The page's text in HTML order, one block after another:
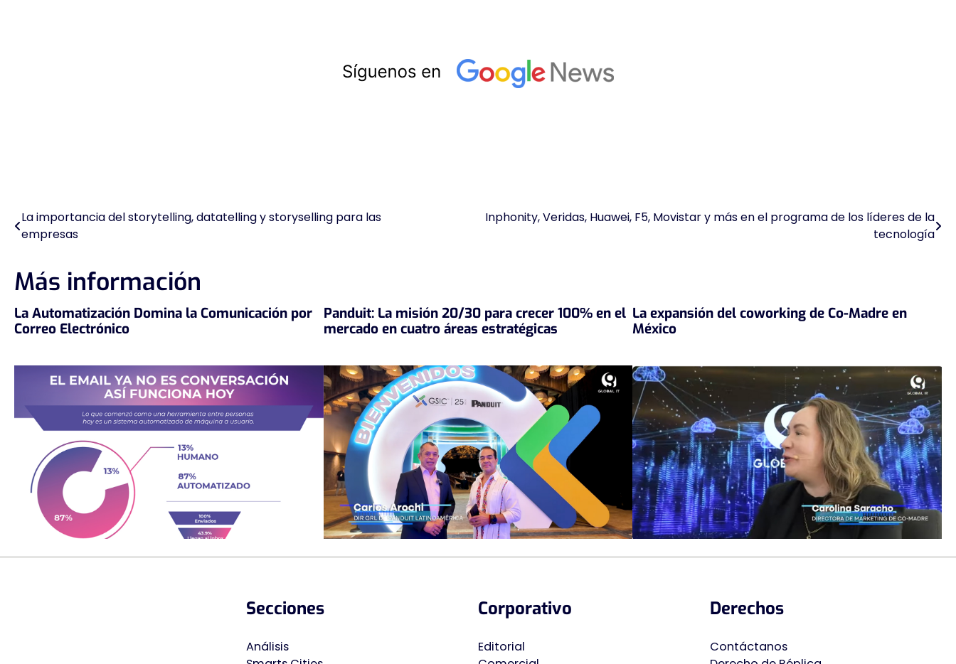
Navegación
entradas
La importancia del storytelling, datatelling y storyselling para las
empresas
Inphonity, Veridas, Huawei, F5, Movistar y más en el programa de los líderes de la
tecnología
Más información
La Automatización Domina la Comunicación por
Correo Electrónico
Panduit: La misión 20/30 para crecer 100% en el
mercado en cuatro áreas estratégicas
La expansión del coworking de Co-Madre en
México
Secciones
Análisis
Corporativo
Editorial
Derechos
Contáctanos